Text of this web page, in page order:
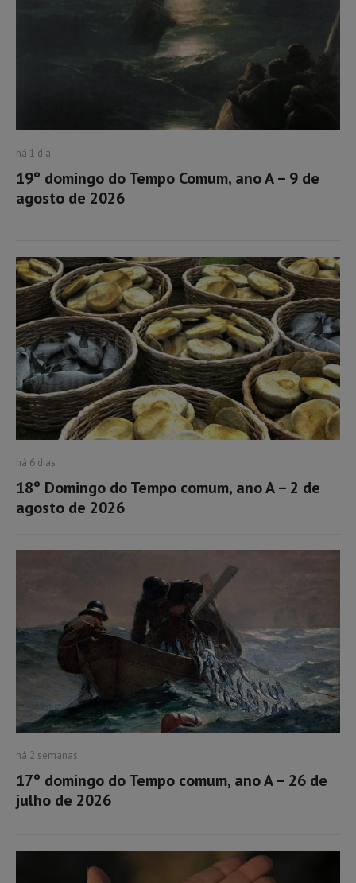
há 1 dia
19º domingo do Tempo Comum, ano A – 9 de
agosto de 2026
há 6 dias
18º Domingo do Tempo comum, ano A – 2 de
agosto de 2026
há 2 semanas
17º domingo do Tempo comum, ano A – 26 de
julho de 2026